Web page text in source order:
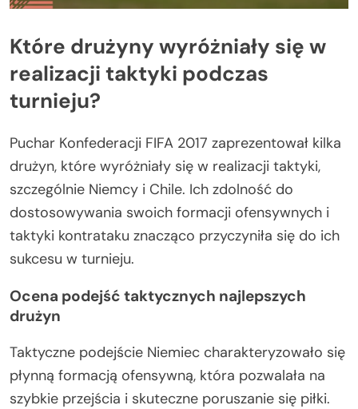
Które drużyny wyróżniały się w
realizacji taktyki podczas
turnieju?
Puchar Konfederacji FIFA 2017 zaprezentował kilka
drużyn, które wyróżniały się w realizacji taktyki,
szczególnie Niemcy i Chile. Ich zdolność do
dostosowywania swoich formacji ofensywnych i
taktyki kontrataku znacząco przyczyniła się do ich
sukcesu w turnieju.
Ocena podejść taktycznych najlepszych
drużyn
Taktyczne podejście Niemiec charakteryzowało się
płynną formacją ofensywną, która pozwalała na
szybkie przejścia i skuteczne poruszanie się piłki.